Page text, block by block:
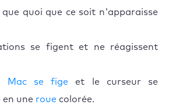
quoi que ce soit n'apparaisse
se figent et ne réagissent
Mac se fige et le curseur se
une roue colorée.